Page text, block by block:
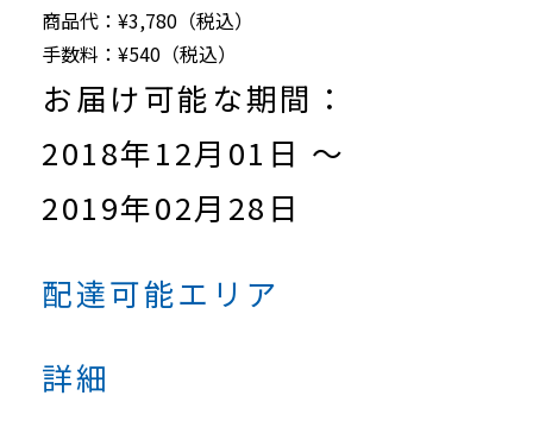
商品代：¥3,780（税込）
手数料：¥540（税込）
お届け可能な期間：
2018年12月01日 ～
2019年02月28日
配達可能エリア
詳細